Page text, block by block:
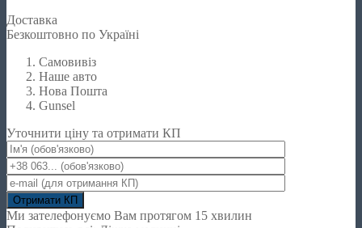
Доставка
Безкоштовно по Україні
Самовивіз
Наше авто
Нова Пошта
Gunsel
Уточнити ціну та отримати КП
Ми зателефонуємо Вам протягом 15 хвилин